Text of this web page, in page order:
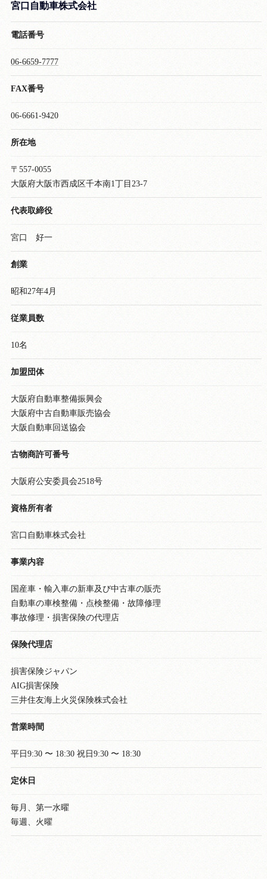
宮口自動車株式会社
電話番号
06-6659-7777
FAX番号
06-6661-9420
所在地
〒557-0055
大阪府大阪市西成区千本南1丁目23-7
代表取締役
宮口 好一
創業
昭和27年4月
従業員数
10名
加盟団体
大阪府自動車整備振興会
大阪府中古自動車販売協会
大阪自動車回送協会
古物商許可番号
大阪府公安委員会2518号
資格所有者
宮口自動車株式会社
事業内容
国産車・輸入車の新車及び中古車の販売
自動車の車検整備・点検整備・故障修理
事故修理・損害保険の代理店
保険代理店
損害保険ジャパン
AIG損害保険
三井住友海上火災保険株式会社
営業時間
平日9:30 〜 18:30 祝日9:30 〜 18:30
定休日
毎月、第一水曜
毎週、火曜